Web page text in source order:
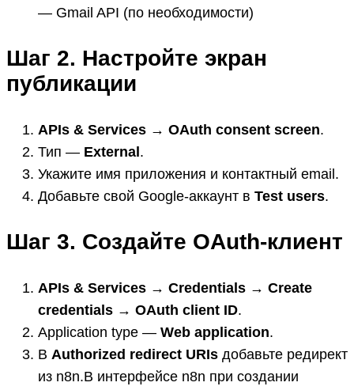
— Gmail API (по необходимости)
Шаг 2. Настройте экран
публикации
APIs & Services → OAuth consent screen.
Тип — External .
Укажите имя приложения и контактный email.
Добавьте свой Google-аккаунт в Test users.
Шаг 3. Создайте OAuth-клиент
APIs & Services → Credentials → Create
credentials → OAuth client ID.
Application type — Web application.
В Authorized redirect URIs добавьте редирект
из n8n.В интерфейсе n8n при создании